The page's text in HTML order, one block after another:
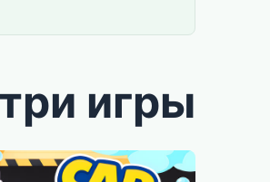
игры